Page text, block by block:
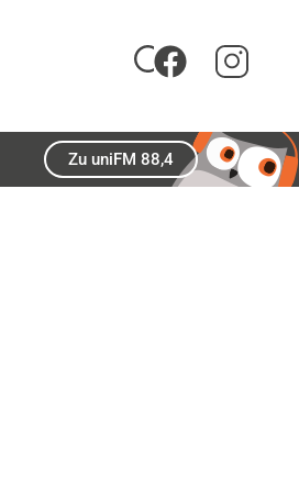
Zu uniFM 88,4